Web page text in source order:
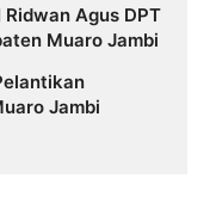
Agus DPT
Muaro Jambi
Jambi